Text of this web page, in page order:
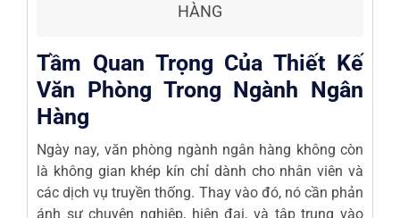
HÀNG
Tầm Quan Trọng Của Thiết Kế
Văn Phòng Trong Ngành Ngân
Hàng
Ngày nay, văn phòng ngành ngân hàng không còn
là không gian khép kín chỉ dành cho nhân viên và
các dịch vụ truyền thống. Thay vào đó, nó cần phản
ánh sự chuyên nghiệp, hiện đại, và tập trung vào